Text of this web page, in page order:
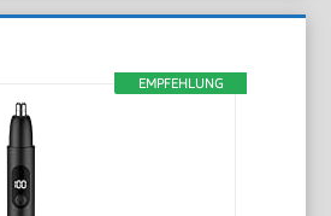
EMPFEHLUNG